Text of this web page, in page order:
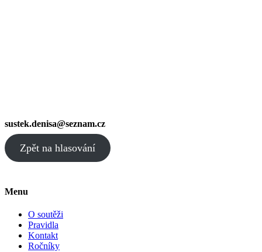
sustek.denisa@seznam.cz
Zpět na hlasování
Menu
O soutěži
Pravidla
Kontakt
Ročníky